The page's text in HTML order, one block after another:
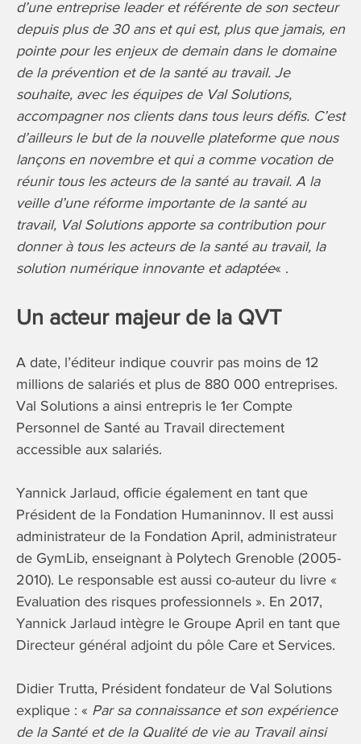
d’une entreprise leader et référente de son secteur
depuis plus de 30 ans et qui est, plus que jamais, en
pointe pour les enjeux de demain dans le domaine
de la prévention et de la santé au travail. Je
souhaite, avec les équipes de Val Solutions,
accompagner nos clients dans tous leurs défis. C’est
d’ailleurs le but de la nouvelle plateforme que nous
lançons en novembre et qui a comme vocation de
réunir tous les acteurs de la santé au travail. A la
veille d’une réforme importante de la santé au
travail, Val Solutions apporte sa contribution pour
donner à tous les acteurs de la santé au travail, la
solution numérique innovante et adaptée« .
Un acteur majeur de la QVT
A date, l’éditeur indique couvrir pas moins de 12
millions de salariés et plus de 880 000 entreprises.
Val Solutions a ainsi entrepris le 1er Compte
Personnel de Santé au Travail directement
accessible aux salariés.
Yannick Jarlaud, officie également en tant que
Président de la Fondation Humaninnov. Il est aussi
administrateur de la Fondation April, administrateur
de GymLib, enseignant à Polytech Grenoble (2005-
2010). Le responsable est aussi co-auteur du livre «
Evaluation des risques professionnels ». En 2017,
Yannick Jarlaud intègre le Groupe April en tant que
Directeur général adjoint du pôle Care et Services.
Didier Trutta, Président fondateur de Val Solutions
explique : « Par sa connaissance et son expérience
de la Santé et de la Qualité de vie au Travail ainsi